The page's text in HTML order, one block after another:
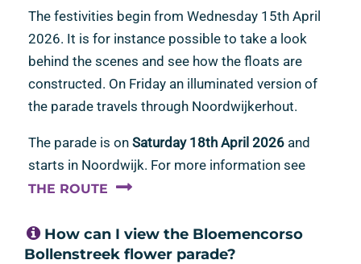
The festivities begin from Wednesday 15th April
2026. It is for instance possible to take a look
behind the scenes and see how the floats are
constructed. On Friday an illuminated version of
the parade travels through Noordwijkerhout.
The parade is on Saturday 18th April 2026 and
starts in Noordwijk. For more information see
THE ROUTE
How can I view the Bloemencorso
Bollenstreek flower parade?